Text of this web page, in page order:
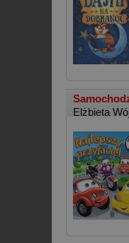
Elżbieta